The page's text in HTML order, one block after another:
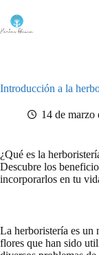
contenido
Introducción a la
14 de marzo
¿Qué es la
Descubre los
incorporarlos en tu
La herboristería es un
flores que han sido